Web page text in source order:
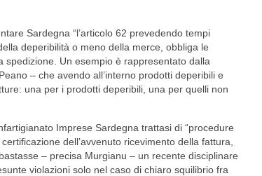
Sardegna “l’articolo 62 prevedendo tempi
deperibilità o meno della merce, obbliga le
Un esempio è rappresentato dalla
– che avendo all’interno prodotti deperibili e
una per i prodotti deperibili, una per quelli non
Imprese Sardegna trattasi di “procedure
dell’avvenuto ricevimento della fattura,
– precisa Murgianu – un recente disciplinare
violazioni solo nel caso di chiaro squilibrio fra